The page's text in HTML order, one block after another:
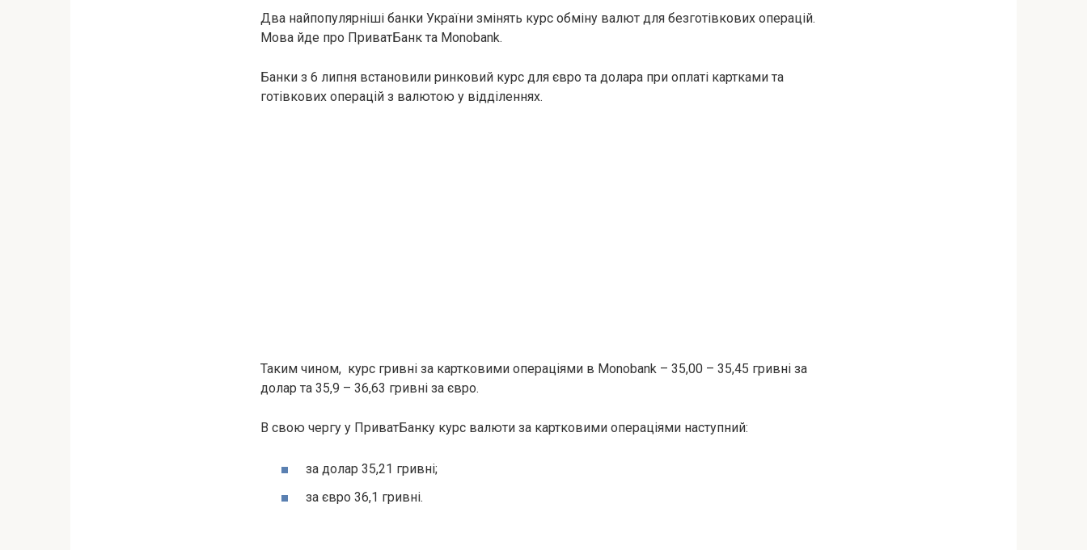
Два найпопулярніші банки України змінять курс обміну валют для безготівкових операцій.
Мова йде про ПриватБанк та Monobank.
Банки з 6 липня встановили ринковий курс для євро та долара при оплаті картками та
готівкових операцій з валютою у відділеннях.
Таким чином, курс гривні за картковими операціями в Monobank – 35,00 – 35,45 гривні за
долар та 35,9 – 36,63 гривні за євро.
В свою чергу у ПриватБанку курс валюти за картковими операціями наступний:
за долар 35,21 гривні;
за євро 36,1 гривні.